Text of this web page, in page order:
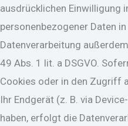
ausdrücklichen Einwilligung
personenbezogener Daten
Datenverarbeitung
49 Abs. 1 lit. a DSGVO.
Cookies oder in den Zugriff
Ihr Endgerät (z. B. via
haben, erfolgt die